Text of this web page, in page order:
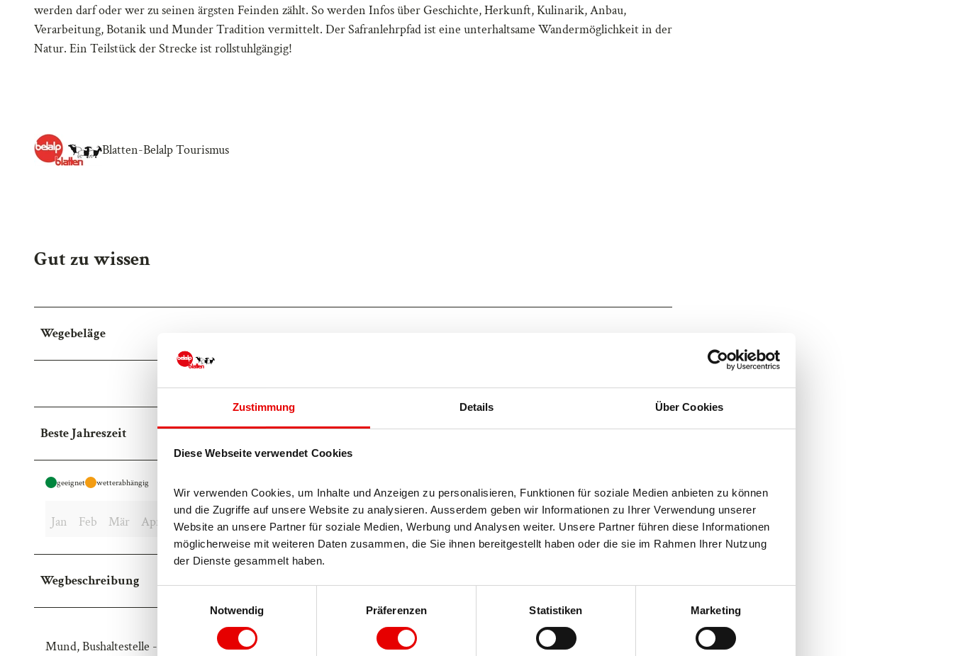
Zustimmung Details Über Cookies
Diese Webseite verwendet Cookies
Wir verwenden Cookies, um Inhalte und Anzeigen zu personalisieren, Funktionen für soziale Medien anbieten zu können
und die Zugriffe auf unsere Website zu analysieren. Ausserdem geben wir Informationen zu Ihrer Verwendung unserer
Website an unsere Partner für soziale Medien, Werbung und Analysen weiter. Unsere Partner führen diese Informationen
möglicherweise mit weiteren Daten zusammen, die Sie ihnen bereitgestellt haben oder die sie im Rahmen Ihrer Nutzung
der Dienste gesammelt haben.
i
Notwendig Präferenzen Statistiken Marketing
werden darf oder wer zu seinen ärgsten Feinden zählt. So werden Infos über Geschichte, Herkunft, Kulinarik, Anbau,
Verarbeitung, Botanik und Munder Tradition vermittelt. Der Safranlehrpfad ist eine unterhaltsame Wandermöglichkeit in der
Natur. Ein Teilstück der Strecke ist rollstuhlgängig!
Blatten-Belalp Tourismus
Gut zu wissen
Wegebeläge
Beste Jahreszeit
geeignet wetterabhängig
Jan Feb Mär Apr Mai Jun Jul Aug Sep Okt Nov Dez
Wegbeschreibung
Mund, Bushaltestelle - Safranlehrpfad - Mund, Bushaltestelle